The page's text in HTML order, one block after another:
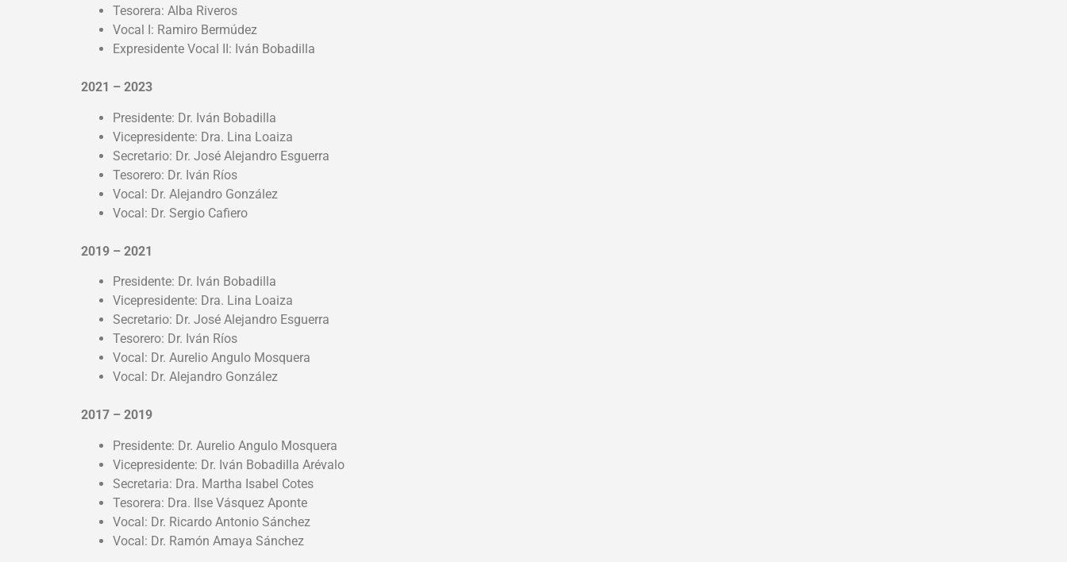
Tesorera: Alba Riveros
Vocal I: Ramiro Bermúdez
Expresidente Vocal II: Iván Bobadilla
2021 – 2023
Presidente: Dr. Iván Bobadilla
Vicepresidente: Dra. Lina Loaiza
Secretario: Dr. José Alejandro Esguerra
Tesorero: Dr. Iván Ríos
Vocal: Dr. Alejandro González
Vocal: Dr. Sergio Cafiero
2019 – 2021
Presidente: Dr. Iván Bobadilla
Vicepresidente: Dra. Lina Loaiza
Secretario: Dr. José Alejandro Esguerra
Tesorero: Dr. Iván Ríos
Vocal: Dr. Aurelio Angulo Mosquera
Vocal: Dr. Alejandro González
2017 – 2019
Presidente: Dr. Aurelio Angulo Mosquera
Vicepresidente: Dr. Iván Bobadilla Arévalo
Secretaria: Dra. Martha Isabel Cotes
Tesorera: Dra. Ilse Vásquez Aponte
Vocal: Dr. Ricardo Antonio Sánchez
Vocal: Dr. Ramón Amaya Sánchez